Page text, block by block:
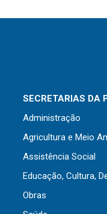
SECRETARIAS DA
Administração
Agricultura e Meio
Assistência Social
Educação, Cultura,
Obras